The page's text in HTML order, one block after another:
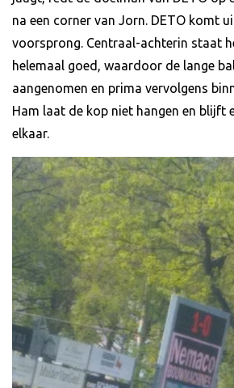
na een corner van Jorn. DETO komt
voorsprong. Centraal-achterin staat
helemaal goed, waardoor de lange
aangenomen en prima vervolgens
Ham laat de kop niet hangen en blijft
elkaar.